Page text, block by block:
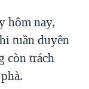
hôm nay,
tuần duyên
còn trách